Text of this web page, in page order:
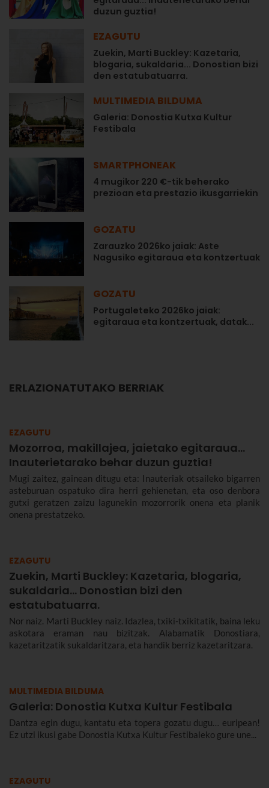
duzun guztia!
EZAGUTU
Zuekin, Marti Buckley: Kazetaria,
blogaria, sukaldaria... Donostian bizi
den estatubatuarra.
MULTIMEDIA BILDUMA
Galeria: Donostia Kutxa Kultur
Festibala
SMARTPHONEAK
4 mugikor 220 €-tik beherako
prezioan eta prestazio ikusgarriekin
GOZATU
Zarauzko 2026ko jaiak: Aste
Nagusiko egitaraua eta kontzertuak
GOZATU
Portugaleteko 2026ko jaiak:
egitaraua eta kontzertuak, datak...
ERLAZIONATUTAKO BERRIAK
EZAGUTU
Mozorroa, makillajea, jaietako egitaraua...
Inauterietarako behar duzun guztia!
Mugi zaitez, gainean ditugu eta: Inauteriak otsaileko bigarren
asteburuan ospatuko dira herri gehienetan, eta oso denbora
gutxi geratzen zaizu lagunekin mozorrorik onena eta planik
onena prestatzeko.
EZAGUTU
Zuekin, Marti Buckley: Kazetaria, blogaria,
sukaldaria... Donostian bizi den
estatubatuarra.
Nor naiz. Marti Buckley naiz. Idazlea, txiki-txikitatik, baina leku
askotara eraman nau bizitzak. Alabamatik Donostiara,
kazetaritzatik sukaldaritzara, eta handik berriz kazetaritzara.
MULTIMEDIA BILDUMA
Galeria: Donostia Kutxa Kultur Festibala
Dantza egin dugu, kantatu eta topera gozatu dugu… euripean!
Ez utzi ikusi gabe Donostia Kutxa Kultur Festibaleko gure une...
EZAGUTU